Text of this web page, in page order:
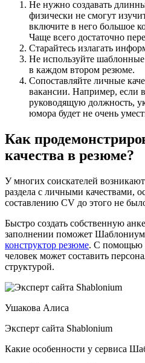
Не нужно создавать
физически не смогут
включите в него большое
Чаще всего достаточно
Старайтесь излагать
Не используйте
в каждом втором резюме.
Сопоставляйте личные
вакансии. Например, если
руководящую должность,
юмора будет не очень
Как
качества в резюме?
У многих соискателей
раздела с личными качествами,
составлению CV до этого не
Быстро создать собственную
заполнении поможет
конструктор резюме. С помощью
человек может составить
структурой.
Ушакова Алиса
Эксперт сайта Shablonium
Какие особенности у сервиса